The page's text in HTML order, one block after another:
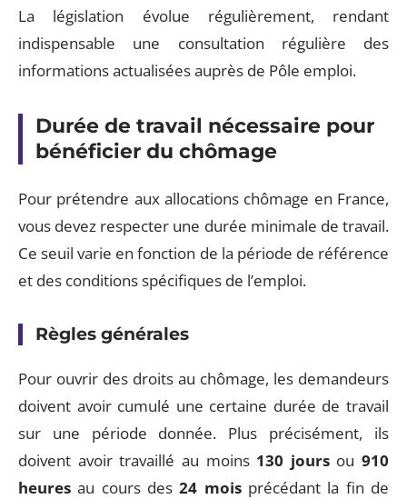
La législation évolue régulièrement, rendant
indispensable une consultation régulière des
informations actualisées auprès de Pôle emploi.
Durée de travail nécessaire pour
bénéficier du chômage
Pour prétendre aux allocations chômage en France,
vous devez respecter une durée minimale de travail.
Ce seuil varie en fonction de la période de référence
et des conditions spécifiques de l’emploi.
Règles générales
Pour ouvrir des droits au chômage, les demandeurs
doivent avoir cumulé une certaine durée de travail
sur une période donnée. Plus précisément, ils
doivent avoir travaillé au moins 130 joursou 910
heures au cours des24 moisprécédant la fin de